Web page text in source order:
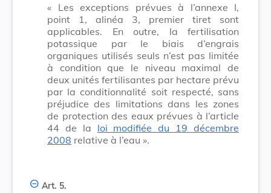
« Les exceptions prévues à l’annexe I,
point 1, alinéa 3, premier tiret sont
applicables. En outre, la fertilisation
potassique par le biais d’engrais
organiques utilisés seuls n’est pas limitée
à condition que le niveau maximal de
deux unités fertilisantes par hectare prévu
par la conditionnalité soit respecté, sans
préjudice des limitations dans les zones
de protection des eaux prévues à l’article
44 de la loi modifiée du 19 décembre
2008 relative à l’eau ».
Art. 5.